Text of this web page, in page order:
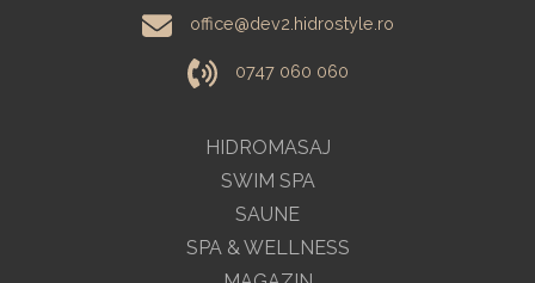
HIDROMASAJ
SWIM SPA
SAUNE
SPA & WELLNESS
office@dev2.hidrostyle.ro
0747 060 060